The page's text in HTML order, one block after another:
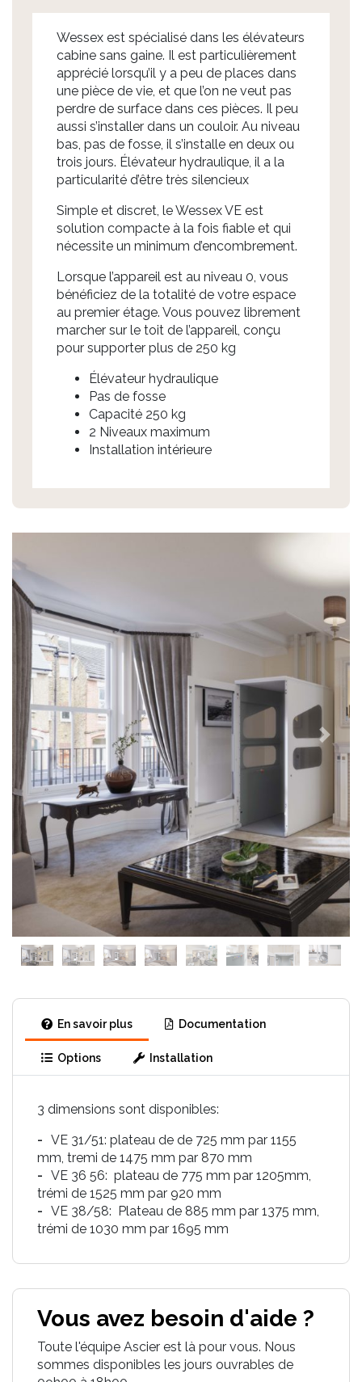
Wessex est spécialisé dans les élévateurs
cabine sans gaine. Il est particulièrement
apprécié lorsqu’il y a peu de places dans
une pièce de vie, et que l’on ne veut pas
perdre de surface dans ces pièces. Il peu
aussi s’installer dans un couloir. Au niveau
bas, pas de fosse, il s’installe en deux ou
trois jours. Élévateur hydraulique, il a la
particularité d’être très silencieux
Simple et discret, le Wessex VE est
solution compacte à la fois fiable et qui
nécessite un minimum d’encombrement.
Lorsque l’appareil est au niveau 0, vous
bénéficiez de la totalité de votre espace
au premier étage. Vous pouvez librement
marcher sur le toit de l’appareil, conçu
pour supporter plus de 250 kg
Élévateur hydraulique
Pas de fosse
Capacité 250 kg
2 Niveaux maximum
Installation intérieure
Previous Next
En savoir plus Documentation
Options Installation
3 dimensions sont disponibles:
VE 31/51: plateau de de 725 mm par 1155
mm, tremi de 1475 mm par 870 mm
VE 36 56: plateau de 775 mm par 1205mm,
trémi de 1525 mm par 920 mm
VE 38/58: Plateau de 885 mm par 1375 mm,
trémi de 1030 mm par 1695 mm
Vous avez besoin d'aide ?
Toute l'équipe Ascier est là pour vous. Nous
sommes disponibles les jours ouvrables de